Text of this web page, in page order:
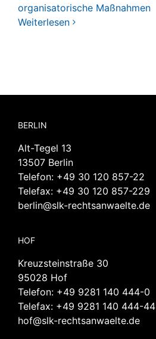
organisatorische Maßnahmen
Weiterlesen
BERLIN
Alt-Tegel 13
13507 Berlin
Telefon: +49 30 120 857-22
Telefax: +49 30 120 857-229
berlin@slk-rechtsanwaelte.de
HOF
Kreuzsteinstraße 30
95028 Hof
Telefon: +49 9281 140 444-0
Telefax: +49 9281 140 444-44
hof@slk-rechtsanwaelte.de